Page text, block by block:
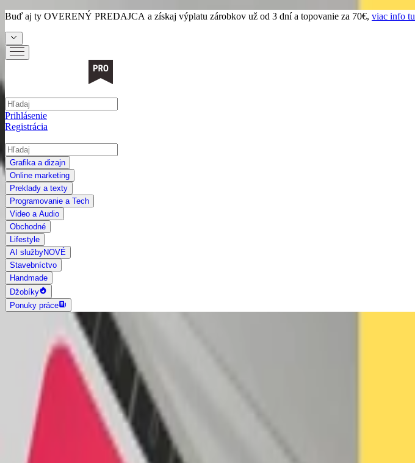
Buď aj ty OVERENÝ PREDAJCA a získaj výplatu zárobkov už od 3 dní a topovanie za 70€, viac info tu
Prihlásenie
Registrácia
Grafika a dizajn
Online marketing
Preklady a texty
Programovanie a Tech
Video a Audio
Obchodné
Lifestyle
AI službyNOVÉ
Stavebníctvo
Handmade
Džobíky
Ponuky práce
AI vyhľadávanie
Grafika a dizajn